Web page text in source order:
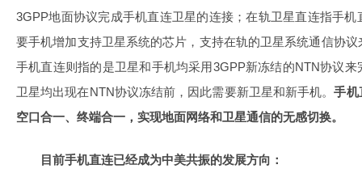
3GPP地面协议完成手机直连卫星的连接；在轨卫星直连指手
要手机增加支持卫星系统的芯片，支持在轨的卫星系统通信协
手机直连则指的是卫星和手机均采用3GPP新冻结的NTN协议
卫星均出现在NTN协议冻结前，因此需要新卫星和新手机。手机
空口合一、终端合一，实现地面网络和卫星通信的无感切换。
目前手机直连已经成为中美共振的发展方向：